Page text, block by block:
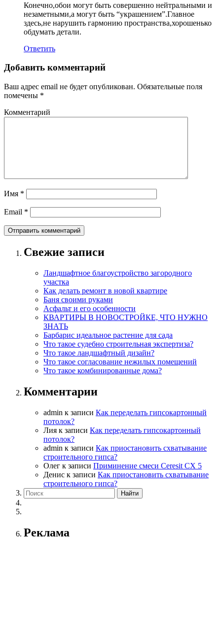
Конечно,обои могут быть совершенно нейтральными и
незаметными,а могут быть “украшением”.Главное
здесь,не нарушить гармонию пространства,хорошенько
обдумать детали.
Ответить
Добавить комментарий
Ваш адрес email не будет опубликован. Обязательные поля
помечены *
Комментарий
Имя *
Email *
Свежие записи
Ландшафтное благоустройство загородного
участка
Как делать ремонт в новой квартире
Баня своими руками
Асфальт и его особенности
КВАРТИРЫ В НОВОСТРОЙКЕ, ЧТО НУЖНО
ЗНАТЬ
Барбарис идеальное растение для сада
Что такое судебно строительная экспертиза?
Что такое ландшафтный дизайн?
Что такое согласование нежилых помещений
Что такое комбинированные дома?
Комментарии
admin к записи Как переделать гипсокартонный
потолок?
Лия к записи Как переделать гипсокартонный
потолок?
admin к записи Как приостановить схватывание
строительного гипса?
Олег к записи Приминение смеси Ceresit СХ 5
Денис к записи Как приостановить схватывание
строительного гипса?
Реклама